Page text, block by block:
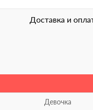
Доставка и
Девочка